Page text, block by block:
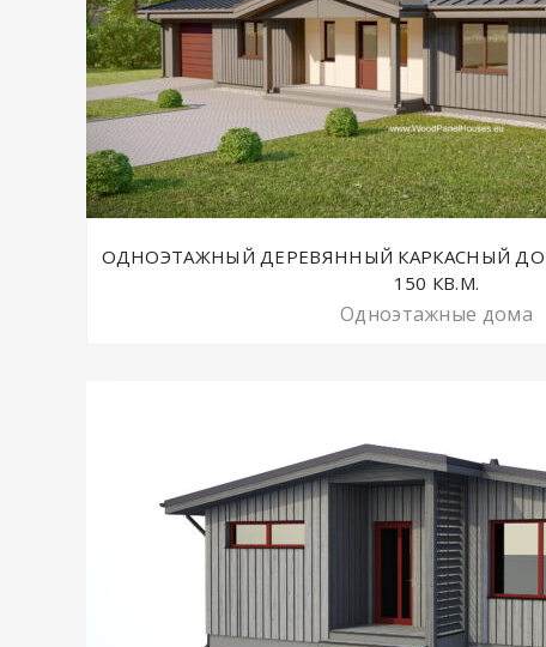
ОДНОЭТАЖНЫЙ ДЕРЕВЯННЫЙ КАРКАСНЫЙ ДОМ
150 КВ.М.
Одноэтажные дома